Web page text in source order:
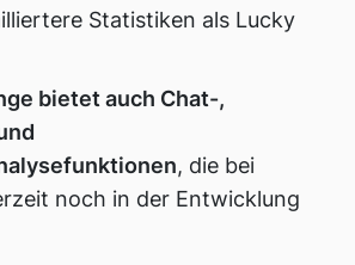
Statistiken als Lucky
bietet auch Chat-,
, die bei
noch in der Entwicklung